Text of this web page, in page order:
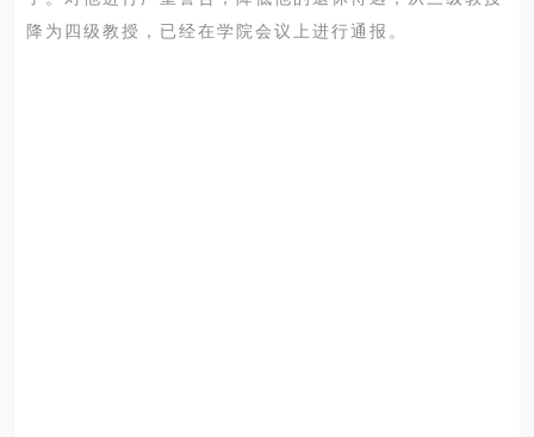
降为四级教授，已经在学院会议上进行通报。